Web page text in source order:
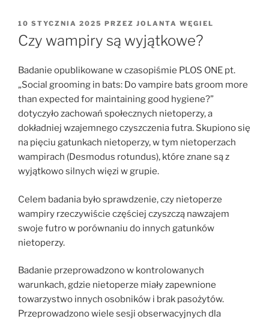
OPUBLIKOWANE
W
10 STYCZNIA 2025 PRZEZ JOLANTA WĘGIEL
Czy wampiry są wyjątkowe?
Badanie opublikowane w czasopiśmie PLOS ONE pt.
„Social grooming in bats: Do vampire bats groom more
than expected for maintaining good hygiene?”
dotyczyło zachowań społecznych nietoperzy, a
dokładniej wzajemnego czyszczenia futra. Skupiono się
na pięciu gatunkach nietoperzy, w tym nietoperzach
wampirach (Desmodus rotundus), które znane są z
wyjątkowo silnych więzi w grupie.
Celem badania było sprawdzenie, czy nietoperze
wampiry rzeczywiście częściej czyszczą nawzajem
swoje futro w porównaniu do innych gatunków
nietoperzy.
Badanie przeprowadzono w kontrolowanych
warunkach, gdzie nietoperze miały zapewnione
towarzystwo innych osobników i brak pasożytów.
Przeprowadzono wiele sesji obserwacyjnych dla